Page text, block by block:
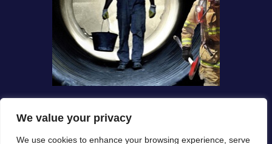
We value your privacy
We use cookies to enhance your browsing experience, serve